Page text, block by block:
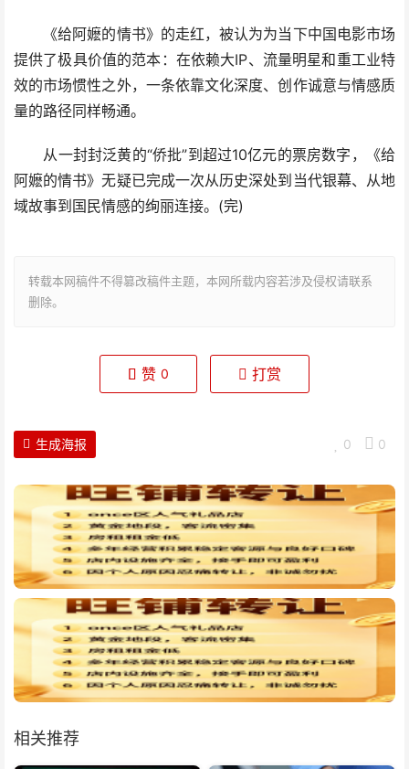
《给阿嬷的情书》的走红，被认为为当下中国电影市场
提供了极具价值的范本：在依赖大IP、流量明星和重工业特
效的市场惯性之外，一条依靠文化深度、创作诚意与情感质
量的路径同样畅通。
从一封封泛黄的“侨批”到超过10亿元的票房数字，《给
阿嬷的情书》无疑已完成一次从历史深处到当代银幕、从地
域故事到国民情感的绚丽连接。(完)
转载本网稿件不得篡改稿件主题，本网所载内容若涉及侵权请联系
删除。
赞 0 打赏
0 0
生成海报
相关推荐